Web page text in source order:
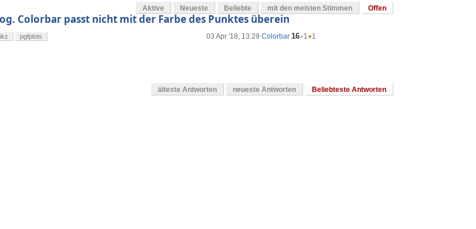
Aktive Neueste Beliebte mit den meisten Stimmen Offen
Colorbar passt nicht mit der Farbe des Punktes überein
03 Apr '18, 13:29 Colorbar 16●1●1
pgfplots
älteste Antworten neueste Antworten Beliebteste Antworten